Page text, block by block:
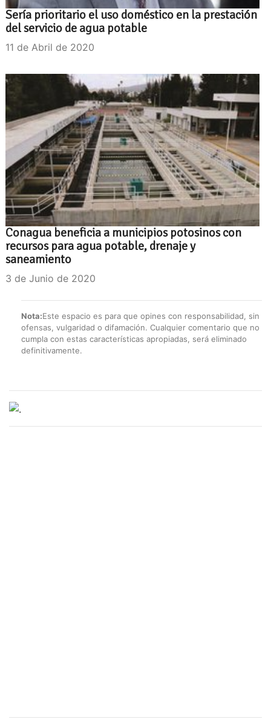
Sería prioritario el uso doméstico en la prestación
del servicio de agua potable
11 de Abril de 2020
Conagua beneficia a municipios potosinos con
recursos para agua potable, drenaje y
saneamiento
3 de Junio de 2020
Nota:Este espacio es para que opines con responsabilidad, sin
ofensas, vulgaridad o difamación. Cualquier comentario que no
cumpla con estas características apropiadas, será eliminado
definitivamente.